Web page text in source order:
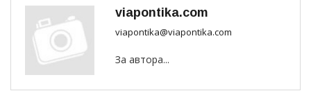
viapontika.com
viapontika@viapontika.com
За автора...